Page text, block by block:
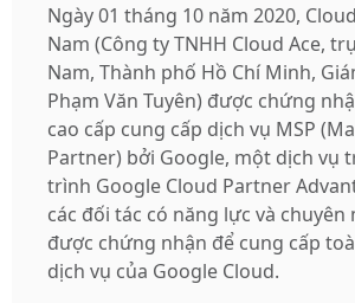
Ngày 01 tháng 10 năm 2020,
Nam (Công ty TNHH Cloud Ace,
Nam, Thành phố Hồ Chí Minh,
Phạm Văn Tuyên) được chứng
cao cấp cung cấp dịch vụ MSP
Partner) bởi Google, một dịch vụ
trình Google Cloud Partner
các đối tác có năng lực và chuyên
được chứng nhận để cung cấp
dịch vụ của Google Cloud.